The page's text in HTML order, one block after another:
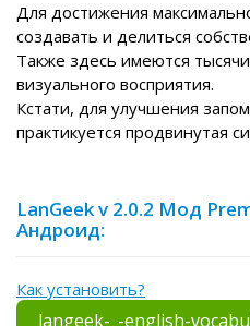
Для достижения
создавать и делиться
Также здесь имеются
визуального восприятия.
Кстати, для улучшения
практикуется продвинутая
LanGeek v 2.0.2 Мод
Андроид:
Как установить?
langeek-_-english-